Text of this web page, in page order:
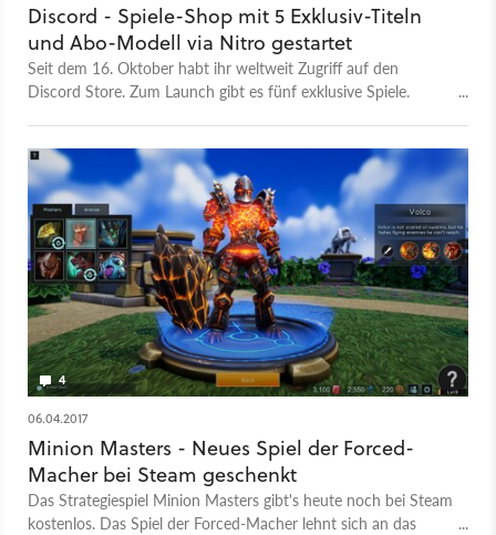
Discord - Spiele-Shop mit 5 Exklusiv-Titeln
und Abo-Modell via Nitro gestartet
Seit dem 16. Oktober habt ihr weltweit Zugriff auf den
Discord Store. Zum Launch gibt es fünf exklusive Spiele.
4
06.04.2017
Minion Masters - Neues Spiel der Forced-
Macher bei Steam geschenkt
Das Strategiespiel Minion Masters gibt's heute noch bei Steam
kostenlos. Das Spiel der Forced-Macher lehnt sich an das